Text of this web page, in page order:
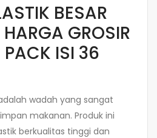
BESAR
GROSIR
PACK ISI 36
wadah yang sangat
makanan. Produk ini
berkualitas tinggi dan